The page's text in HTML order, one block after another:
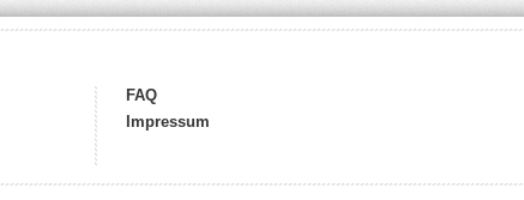
FAQ
Impressum